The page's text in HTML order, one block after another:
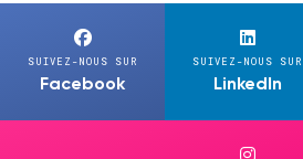
SUIVEZ-NOUS SUR
Facebook
SUIVEZ-NOUS SUR
LinkedIn